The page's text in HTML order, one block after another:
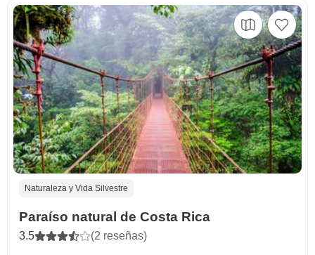
Naturaleza y Vida Silvestre
Paraíso natural de Costa Rica
3.5 (2 reseñas)